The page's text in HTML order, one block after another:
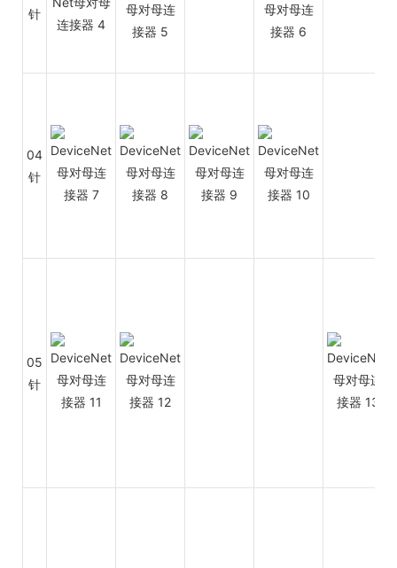
针
04
针
05
针